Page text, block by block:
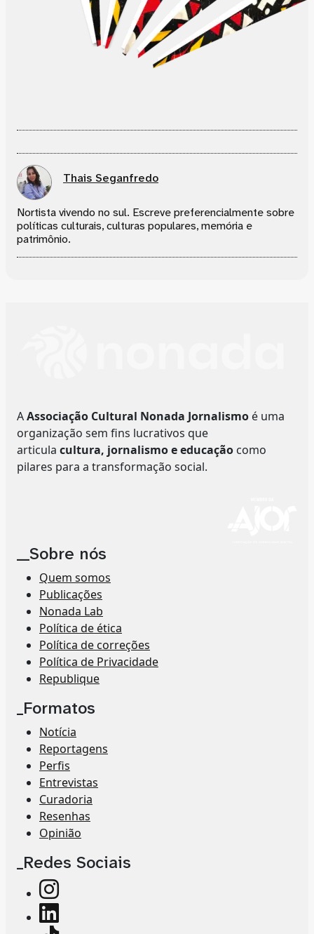
Thais Seganfredo
Nortista vivendo no sul. Escreve preferencialmente sobre
políticas culturais, culturas populares, memória e
patrimônio.
AAssociação Cultural Nonada Jornalismo é uma
organização sem fins lucrativos que
articula cultura, jornalismo e educação como
pilares para a transformação social.
__Sobre nós
Quem somos
Publicações
Nonada Lab
Política de ética
Política de correções
Política de Privacidade
Republique
_Formatos
Notícia
Reportagens
Perfis
Entrevistas
Curadoria
Resenhas
Opinião
_Redes Sociais